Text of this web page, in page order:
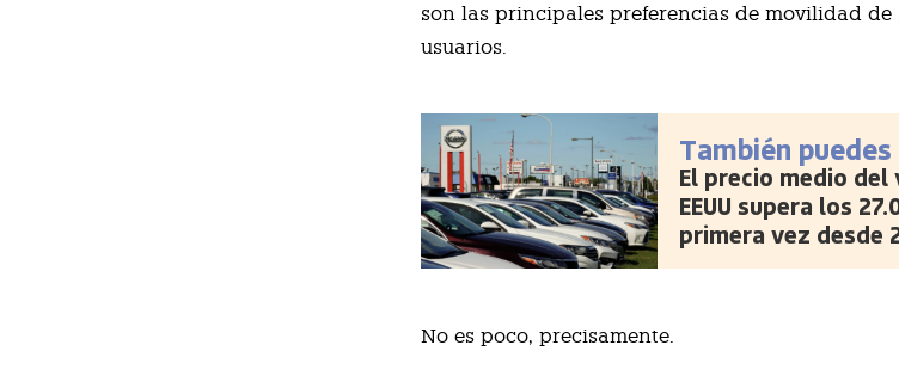
son las principales preferencias de movilidad
usuarios.
También
El precio medio del
EEUU supera los
primera vez desde
No es poco, precisamente.